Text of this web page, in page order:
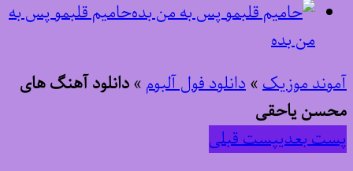
حامیم قلبمو پس به
من بده
آموند موزیک»دانلود فول آلبوم »دانلود آهنگ های
محسن یاحقی
پست بعدیپست قبلی